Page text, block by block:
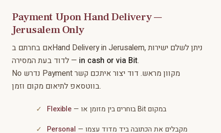
Payment Upon Hand Delivery —
Jerusalem Only
אם בחרתם בHand Delivery in Jerusalem, ניתן לשלם ישירות
לדוד בעת המסירה — in cash or via Bit.
No נדרש Payment מקוון מראש. דוד יצור איתכם קשר
בווטסאפ לתיאום מקום וזמן.
Flexible
— בוחרים בין מזומן או Bit במקום
Personal
— מקבלים את הכתובה ביד מדוד עצמו